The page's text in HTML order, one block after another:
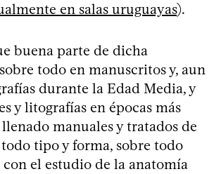
en salas uruguayas).
buena parte de dicha
todo en manuscritos y, aun
durante la Edad Media, y
y litografías en épocas más
manuales y tratados de
tipo y forma, sobre todo
el estudio de la anatomía